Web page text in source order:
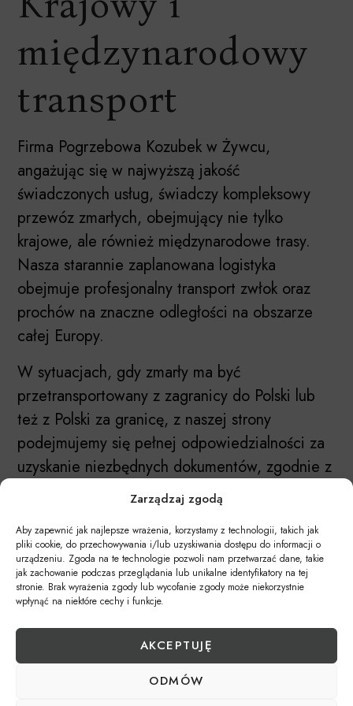
Zarządzaj zgodą
Aby zapewnić jak najlepsze wrażenia, korzystamy z technologii, takich jak
pliki cookie, do przechowywania i/lub uzyskiwania dostępu do informacji o
urządzeniu. Zgoda na te technologie pozwoli nam przetwarzać dane, takie
jak zachowanie podczas przeglądania lub unikalne identyfikatory na tej
stronie. Brak wyrażenia zgody lub wycofanie zgody może niekorzystnie
wpłynąć na niektóre cechy i funkcje.
AKCEPTUJĘ
ODMÓW
międzynarodowy
transport
Firma Pogrzebowa Kozubek w Żywcu,
angażując się w najwyższą jakość
świadczonych usług, świadczy kompleksowy
przewóz zmarłych, obejmujący nie tylko
krajowe, ale również międzynarodowe trasy.
Nasza starannie zaplanowana logistyka
obejmuje profesjonalny transport zwłok oraz
prochów na znaczne odległości na obszarze
całej Europy.
W sytuacjach, gdy zmarły ma być
przetransportowany z zagranicy do Polski lub
też z Polski za granicę, z naszej strony
podejmujemy się pełnej odpowiedzialności za
uzyskanie niezbędnych dokumentów, zgodnie z
wymogami zarówno przepisów krajowych, jak i
Dom Pogrzebowy Kozubek zapewnia
kompleksową obsługę transportu zmarłych,
dbając o każdy szczegół, aby proces ten
z oczekiwaniami rodziny zmarłego. Zawsze
dążymy do zapewnienia spokoju w trudnych
chwilach, gwarantując kompleksowe wsparcie